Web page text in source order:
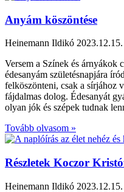
Anyám köszöntése
Heinemann Ildikó 2023.12.15.
Versem a Színek és árnyákok
édesanyám születésnapjára
felköszönteni, csak a sírjához
fájdalmas dolog. Édesanyát
olyan jók és szépek tudnak
Tovább olvasom »
Részletek Koczor
Heinemann Ildikó 2023.12.15.